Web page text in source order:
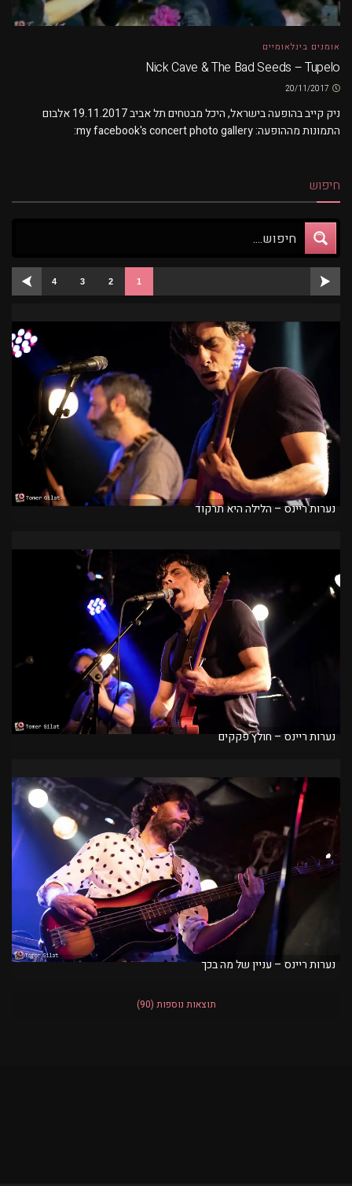
אומנים בינלאומיים
Nick Cave & The Bad Seeds – Tupelo
ניק קייב בהופעה בישראל, היכל מבטחים תל אביב 19.11.2017 אלבום
התמונות מההופעה: my facebook's concert photo gallery:
חיפוש
1
2
3
4
נערות ריינס – הלילה היא תרקוד
נערות ריינס – חולץ פקקים
נערות ריינס – עניין של מה בכך
תוצאות נוספות (90)